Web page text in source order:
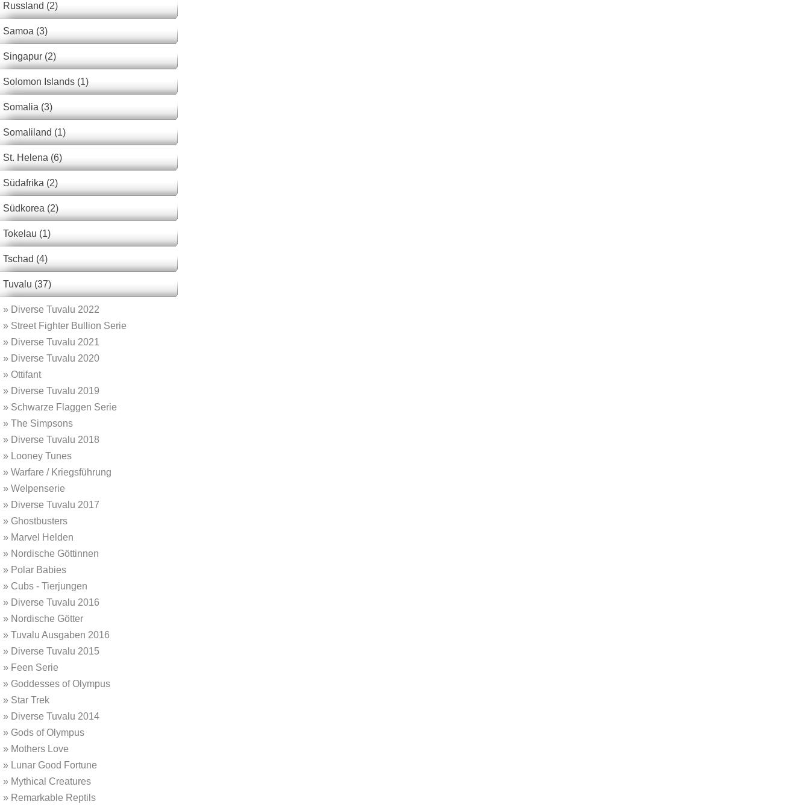
Russland (2)
Samoa (3)
Singapur (2)
Solomon Islands (1)
Somalia (3)
Somaliland (1)
St. Helena (6)
Südafrika (2)
Südkorea (2)
Tokelau (1)
Tschad (4)
Tuvalu (37)
» Diverse Tuvalu 2022
» Street Fighter Bullion Serie
» Diverse Tuvalu 2021
» Diverse Tuvalu 2020
» Ottifant
» Diverse Tuvalu 2019
» Schwarze Flaggen Serie
» The Simpsons
» Diverse Tuvalu 2018
» Looney Tunes
» Warfare / Kriegsführung
» Welpenserie
» Diverse Tuvalu 2017
» Ghostbusters
» Marvel Helden
» Nordische Göttinnen
» Polar Babies
» Cubs - Tierjungen
» Diverse Tuvalu 2016
» Nordische Götter
» Tuvalu Ausgaben 2016
» Diverse Tuvalu 2015
» Feen Serie
» Goddesses of Olympus
» Star Trek
» Diverse Tuvalu 2014
» Gods of Olympus
» Mothers Love
» Lunar Good Fortune
» Mythical Creatures
» Remarkable Reptils